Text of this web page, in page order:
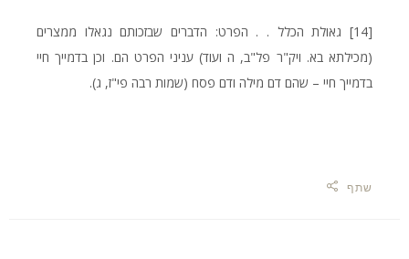
[14] גאולת הכלל . . הפרט: הדברים שבזכותם נגאלו ממצרים
(מכילתא בא. ויק"ר פל"ב, ה ועוד) עניני הפרט הם. וכן בדמייך חיי
בדמייך חיי – שהם דם מילה ודם פסח (שמות רבה פי"ז, ג).
שתף